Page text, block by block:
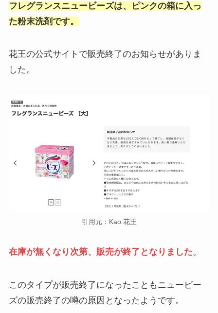
フレグランスニュービーズは、ピンクの箱に入っ
た粉末洗剤です。
花王の公式サイトで販売終了のお知らせがありま
した。
引用元：Kao 花王
在庫が無くなり次第、販売が終了となりました。
このタイプが販売終了になったこともニュービー
ズの販売終了の噂の原因となったようです。